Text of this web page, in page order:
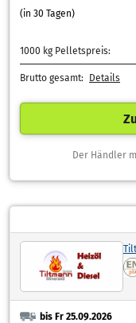
(in 30 Tagen)
1000 kg Pelletspreis:
Brutto gesamt: Details
Der Händler
bis Fr 25.09.2026